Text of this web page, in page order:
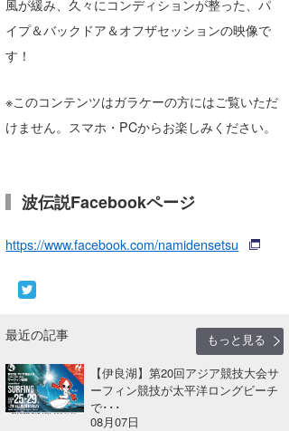
風が緩み、久々にコンディションが整った、パ
イプ＆バックドア＆オフザセッションの映像で
す！
※このコンテンツはガラケーの方にはご覧いただ
けません。スマホ・PCからお楽しみください。
波伝説Facebookページ
https://www.facebook.com/namidensetsu
最近の記事
もっと見る
【伊良湖】第20回アジア競技大会サ
ーフィン競技が太平洋ロングビーチ
で･･･
08月07日
伊豆
大阪
ルール＆How to
ライター/寄稿メディア
Core Surf Japan
Naoya Kimoto
メディア